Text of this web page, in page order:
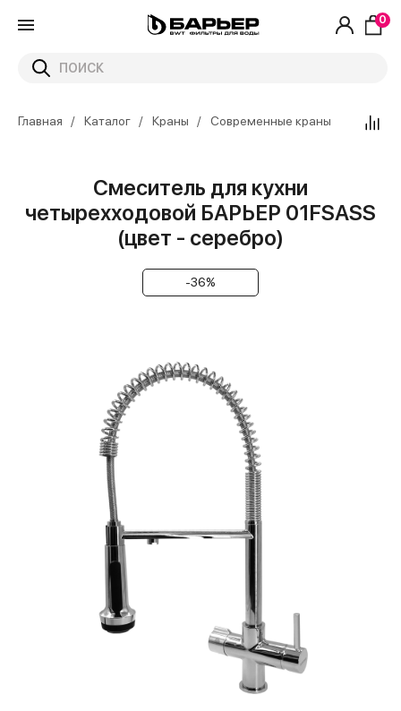
0
Главная Каталог Краны Современные краны
Смеситель для кухни
четырехходовой БАРЬЕР 01FSАSS
(цвет - серебро)
-36%